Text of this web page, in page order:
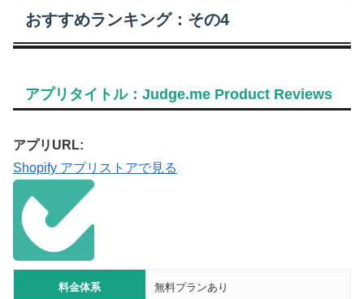
おすすめランキング：その4
アプリタイトル：Judge.me Product Reviews
アプリURL:
Shopify アプリストアで見る
料金体系 無料プランあり